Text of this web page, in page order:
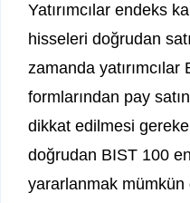
Yatırımcılar endeks
hisseleri doğrudan
zamanda
formlarından pay
dikkat edilmesi
doğrudan BIST 100
yararlanmak mümkün